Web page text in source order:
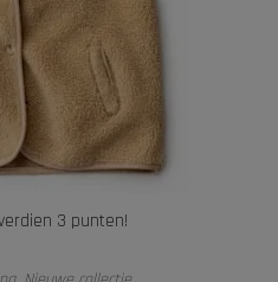
3 punten!
WINKELWAGEN